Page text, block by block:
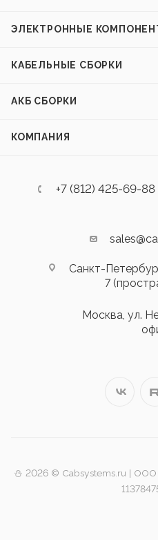
ЭЛЕКТРОННЫЕ
КАБЕЛЬНЫЕ СБОРКИ
АКБ СБОРКИ
КОМПАНИЯ
+7 (812) 425-69-88
Санкт-
7
Москва, ул.
⛄️ 2026 © Cabsystems.ru |